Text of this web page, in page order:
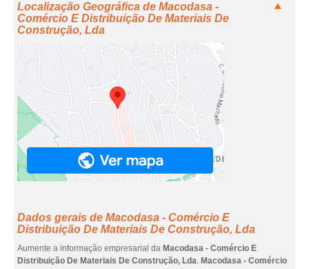
Localização Geográfica de Macodasa -
Comércio E Distribuição De Materiais De
Construção, Lda
Dados gerais de Macodasa - Comércio E
Distribuição De Materiais De Construção, Lda
Aumente a informação empresarial da Macodasa - Comércio E
Distribuição De Materiais De Construção, Lda. Macodasa - Comércio